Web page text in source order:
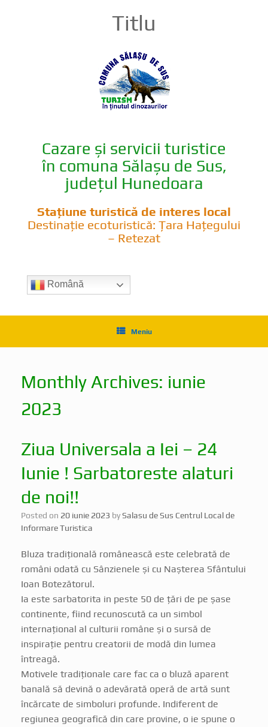
Titlu
Cazare și servicii turistice
în comuna Sălașu de Sus,
județul Hunedoara
Stațiune turistică de interes local
Destinație ecoturistică: Țara Hațegului
– Retezat
Română
Meniu
Monthly Archives: iunie
2023
Ziua Universala a Iei – 24
Iunie ! Sarbatoreste alaturi
de noi!!
Posted on 20 iunie 2023 bySalasu de Sus Centrul Local de
Informare Turistica
Bluza tradițională românească este celebrată de
români odată cu Sânzienele și cu Nașterea Sfântului
Ioan Botezătorul.
Ia este sarbatorita in peste 50 de țări de pe șase
continente, fiind recunoscută ca un simbol
internațional al culturii române și o sursă de
inspirație pentru creatorii de modă din lumea
întreagă.
Motivele tradiționale care fac ca o bluză aparent
banală să devină o adevărată operă de artă sunt
încărcate de simboluri profunde. Indiferent de
regiunea geografică din care provine, o ie spune o